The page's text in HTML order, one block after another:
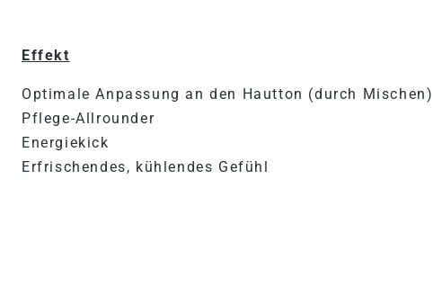
Effekt
Optimale Anpassung an den Hautton (durch Mischen)
Pflege-Allrounder
Energiekick
Erfrischendes, kühlendes Gefühl